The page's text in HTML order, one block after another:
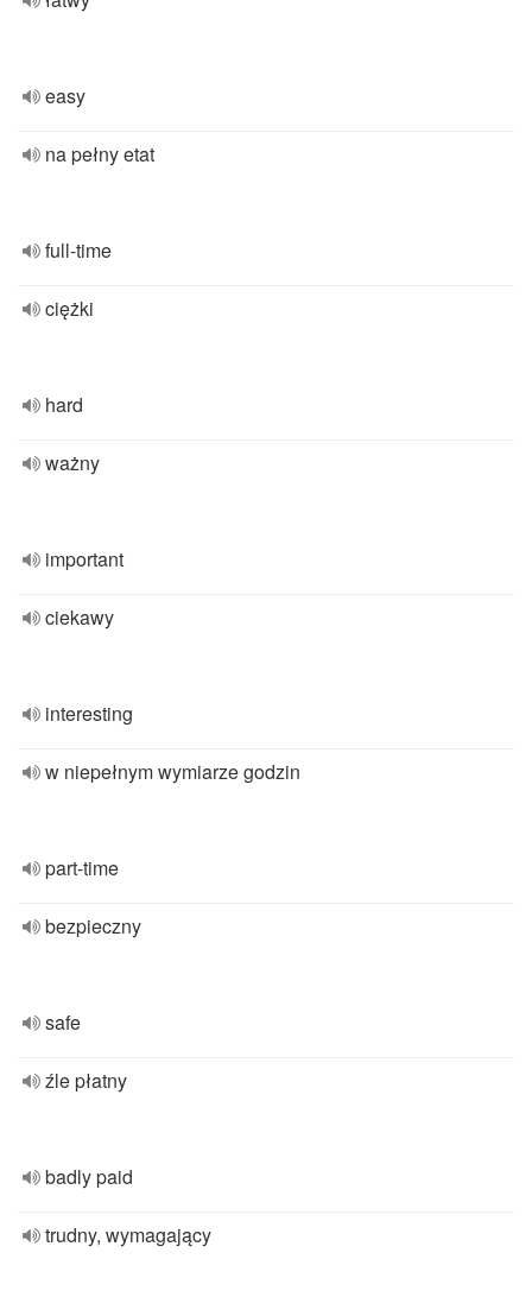
easy
na pełny etat
full-time
ciężki
hard
ważny
important
ciekawy
interesting
w niepełnym wymiarze godzin
part-time
bezpieczny
safe
źle płatny
badly paid
trudny, wymagający